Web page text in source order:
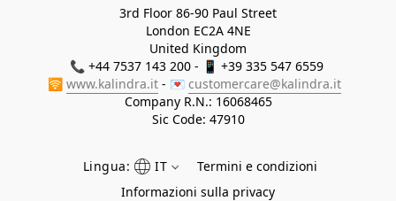
3rd Floor 86-90 Paul Street
London EC2A 4NE
United Kingdom
📞 +44 7537 143 200 - 📱 +39 335 547 6559
🛜 www.kalindra.it - 💌 customercare@kalindra.it
Company R.N.: 16068465
Sic Code: 47910
Lingua: IT
Termini e condizioni
Informazioni sulla privacy